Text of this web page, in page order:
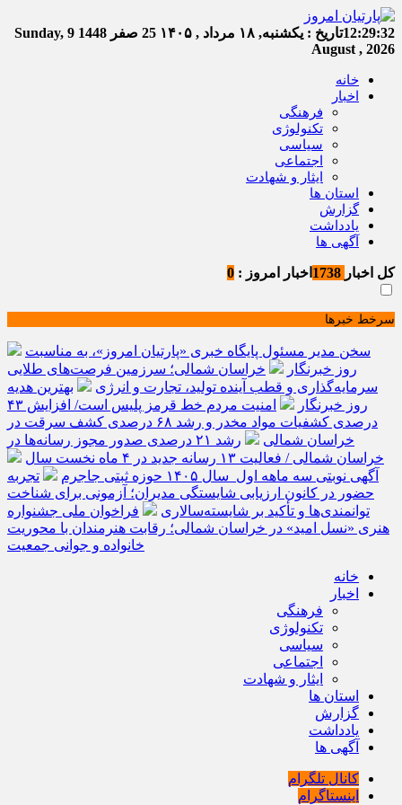
12:29:33تاریخ : یکشنبه, ۱۸ مرداد , ۱۴۰۵ 25 صفر 1448
Sunday, 9
August , 2026
خانه
اخبار
فرهنگی
تکنولوژی
سیاسی
اجتماعی
ایثار و شهادت
استان ها
گزارش
یادداشت
آگهی ها
کل اخبار اخبار امروز : 0
سرخط خبرها
سخن مدیر مسئول پایگاه خبری «پارتیان امروز»، به مناسبت
روز خبرنگار
خراسان شمالی؛ سرزمین فرصت‌های طلایی
سرمایه‌گذاری و قطب آینده تولید، تجارت و انرژی
بهترین هدیه
روز خبرنگار
امنیت مردم خط قرمز پلیس است/ افزایش ۴۳
درصدی کشفیات مواد مخدر و رشد ۶۸ درصدی کشف سرقت در
خراسان شمالی
رشد ۲۱ درصدی صدور مجوز رسانه‌ها در
خراسان شمالی / فعالیت ۱۳ رسانه جدید در ۴ ماه نخست سال
آگهی نوبتی سه ماهه اول سال ۱۴۰۵ حوزه ثبتی جاجرم
تجربه
حضور در کانون ارزیابی شایستگی مدیران؛ آزمونی برای شناخت
توانمندی‌ها و تأکید بر شایسته‌سالاری
فراخوان ملی جشنواره
هنری «نسل امید» در خراسان شمالی؛ رقابت هنرمندان با محوریت
خانواده و جوانی جمعیت
خانه
اخبار
فرهنگی
تکنولوژی
سیاسی
اجتماعی
ایثار و شهادت
استان ها
گزارش
یادداشت
آگهی ها
کانال تلگرام
اینستاگرام